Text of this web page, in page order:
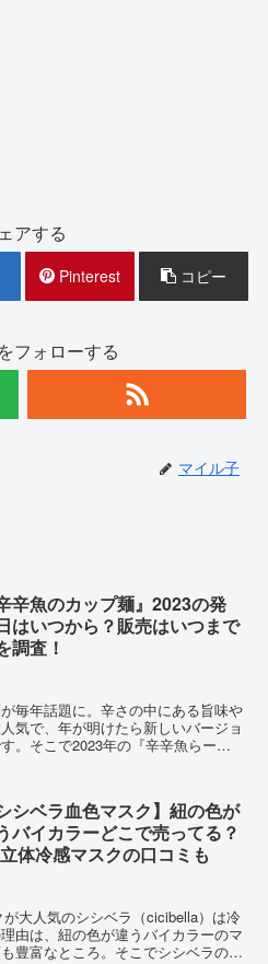
アする
Pinterest コピー
フォローする
マイル子
辛魚のカップ麺』2023の発
はいつから？販売はいつまで
調査！
毎年話題に。辛さの中にある旨味や
気で、年が明けたら新しいバージョ
。そこで2023年の『辛辛魚らーめ
シシベラ血色マスク】紐の色が
バイカラーどこで売ってる？
体冷感マスクの口コミも
大人気のシシベラ（cicibella）は冷
由は、紐の色が違うバイカラーのマ
豊富なところ。そこでシシベラの血